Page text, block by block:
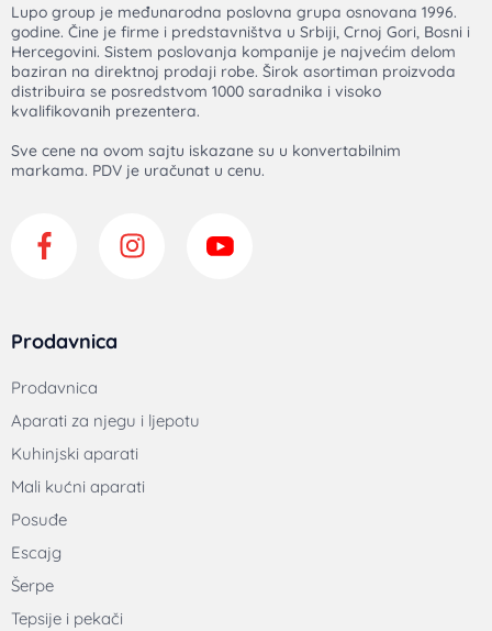
Lupo group je međunarodna poslovna grupa osnovana 1996.
godine. Čine je firme i predstavništva u Srbiji, Crnoj Gori, Bosni i
Hercegovini. Sistem poslovanja kompanije je najvećim delom
baziran na direktnoj prodaji robe. Širok asortiman proizvoda
distribuira se posredstvom 1000 saradnika i visoko
kvalifikovanih prezentera.
Sve cene na ovom sajtu iskazane su u konvertabilnim
markama. PDV je uračunat u cenu.
Prodavnica
Prodavnica
Aparati za njegu i ljepotu
Kuhinjski aparati
Mali kućni aparati
Posuđe
Escajg
Šerpe
Tepsije i pekači